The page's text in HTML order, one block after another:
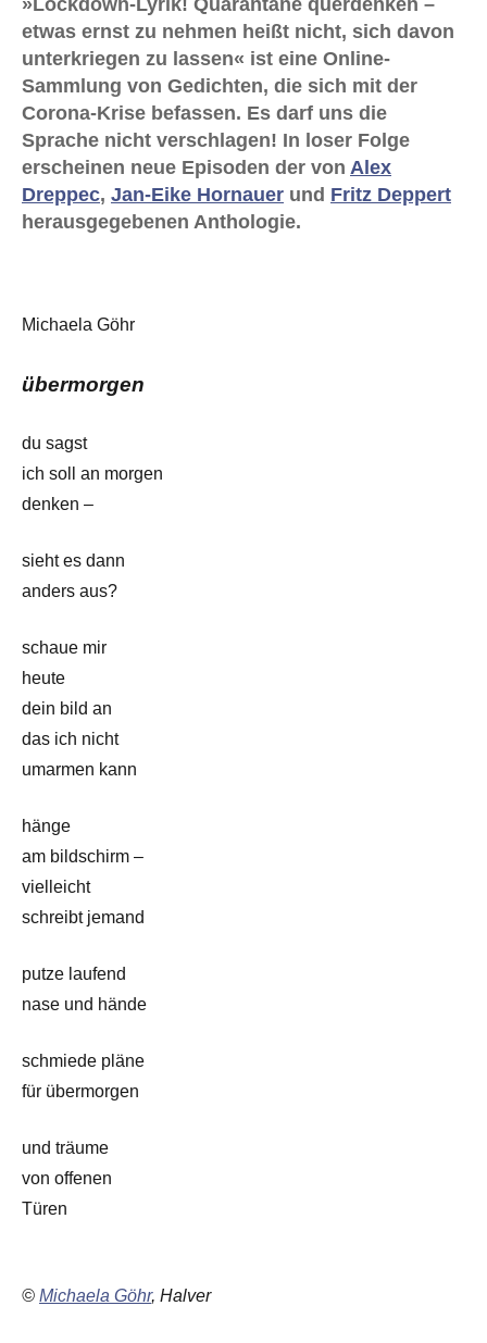
»Lockdown-Lyrik! Quarantäne querdenken –
etwas ernst zu nehmen heißt nicht, sich davon
unterkriegen zu lassen« ist eine Online-
Sammlung von Gedichten, die sich mit der
Corona-Krise befassen. Es darf uns die
Sprache nicht verschlagen! In loser Folge
erscheinen neue Episoden der von Alex
Dreppec, Jan-Eike Hornauer und Fritz Deppert
herausgegebenen Anthologie.
Michaela Göhr
übermorgen
du sagst
ich soll an morgen
denken –
sieht es dann
anders aus?
schaue mir
heute
dein bild an
das ich nicht
umarmen kann
hänge
am bildschirm –
vielleicht
schreibt jemand
putze laufend
nase und hände
schmiede pläne
für übermorgen
und träume
von offenen
Türen
© Michaela Göhr, Halver